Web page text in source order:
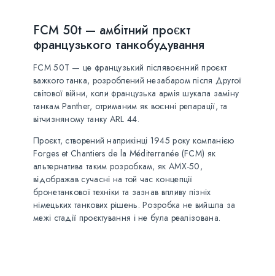
FCM 50t — амбітний проєкт
французького танкобудування
FCM 50T — це французький післявоєнний проєкт
важкого танка, розроблений незабаром після Другої
світової війни, коли французька армія шукала заміну
танкам Panther, отриманим як воєнні репарації, та
вітчизняному танку ARL 44.
Проєкт, створений наприкінці 1945 року компанією
Forges et Chantiers de la Méditerranée (FCM) як
альтернатива таким розробкам, як AMX-50,
відображав сучасні на той час концепції
бронетанкової техніки та зазнав впливу пізніх
німецьких танкових рішень. Розробка не вийшла за
межі стадії проєктування і не була реалізована.